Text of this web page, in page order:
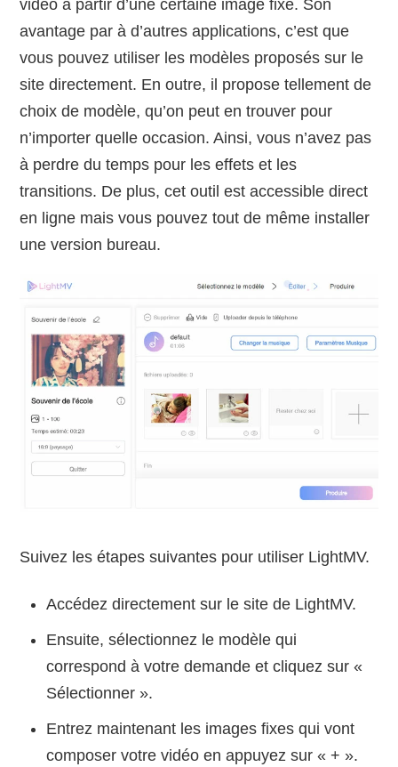
vidéo à partir d’une certaine image fixe. Son
avantage par à d’autres applications, c’est que
vous pouvez utiliser les modèles proposés sur le
site directement. En outre, il propose tellement de
choix de modèle, qu’on peut en trouver pour
n’importer quelle occasion. Ainsi, vous n’avez pas
à perdre du temps pour les effets et les
transitions. De plus, cet outil est accessible direct
en ligne mais vous pouvez tout de même installer
une version bureau.
Suivez les étapes suivantes pour utiliser LightMV.
Accédez directement sur le site de LightMV.
Ensuite, sélectionnez le modèle qui
correspond à votre demande et cliquez sur «
Sélectionner ».
Entrez maintenant les images fixes qui vont
composer votre vidéo en appuyez sur « + ».